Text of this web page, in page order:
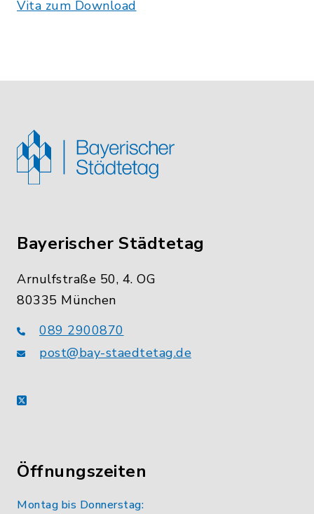
Vita zum Download
Bayerischer Städtetag
Arnulfstraße 50, 4. OG
80335 München
089 2900870
post@bay-staedtetag.de
X
Öffnungszeiten
Montag bis Donnerstag: